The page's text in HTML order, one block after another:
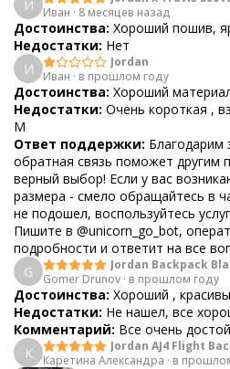
И
Иван · 8 месяцев назад
Достоинства: Хороший пошив,
Недостатки: Нет
И
Jordan
Иван · в прошлом году
Достоинства: Хороший
Недостатки: Очень короткая ,
М
Ответ поддержки: Благодарим
обратная связь поможет другим
верный выбор! Если у вас
размера - смело обращайтесь в
не подошел, воспользуйтесь
Пишите в @unicorn_go_bot,
подробности и ответит на все
G
Jordan Backpack
Gomer Drunov · в прошлом году
Достоинства: Хороший ,
Недостатки: Не нашел, все
Комментарий: Все очень
К
Jordan AJ4 Flight
Каретина Александра · в